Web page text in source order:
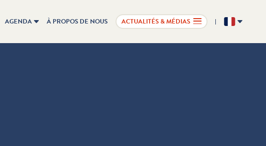
AGENDA À PROPOS DE NOUS ACTUALITÉS & MÉDIAS FR